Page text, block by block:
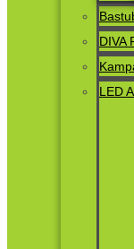
DIVA
LED